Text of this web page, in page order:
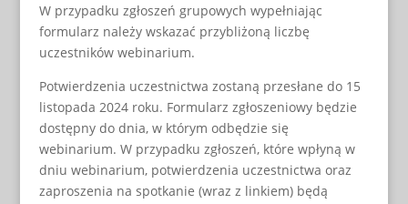
W przypadku zgłoszeń grupowych wypełniając
formularz należy wskazać przybliżoną liczbę
uczestników webinarium.
Potwierdzenia uczestnictwa zostaną przesłane do 15
listopada 2024 roku. Formularz zgłoszeniowy będzie
dostępny do dnia, w którym odbędzie się
webinarium. W przypadku zgłoszeń, które wpłyną w
dniu webinarium, potwierdzenia uczestnictwa oraz
zaproszenia na spotkanie (wraz z linkiem) będą